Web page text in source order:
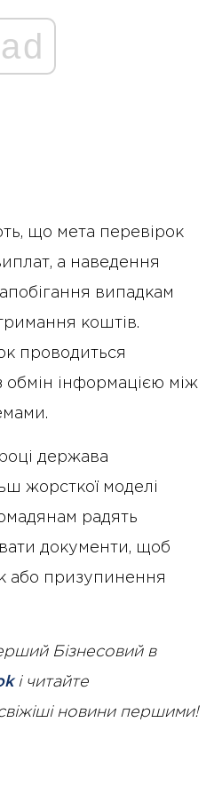
ad
що мета перевірок
а наведення
випадкам
коштів.
проводиться
обмін інформацією між
держава
жорсткої моделі
радять
документи, щоб
або призупинення
Бізнесовий в
і читайте
новини першими!